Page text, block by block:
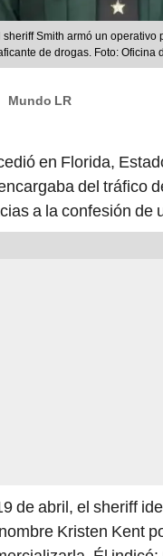
sheriff Smith armó un
de drogas. Foto: Oficina
Mundo LR
en Florida,
del tráfico
a la confesión de
de abril, el sheriff
Kristen Kent